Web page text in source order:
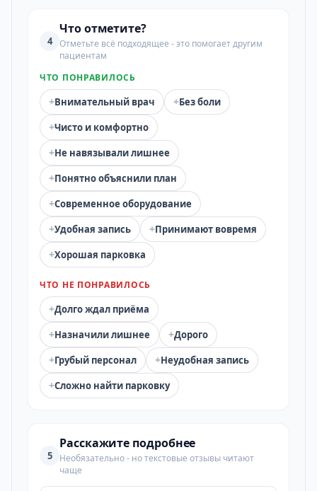
4
Что отметите?
Отметьте всё подходящее - это помогает другим
пациентам
ЧТО ПОНРАВИЛОСЬ
+Внимательный врач +Без боли
+Чисто и комфортно
+Не навязывали лишнее
+Понятно объяснили план
+Современное оборудование
+Удобная запись +Принимают вовремя
+Хорошая парковка
ЧТО НЕ ПОНРАВИЛОСЬ
+Долго ждал приёма
+Назначили лишнее +Дорого
+Грубый персонал +Неудобная запись
+Сложно найти парковку
5
Расскажите подробнее
Необязательно - но текстовые отзывы читают
чаще